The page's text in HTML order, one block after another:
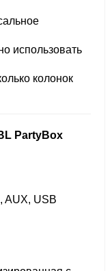
использовать
колонок
PartyBox
AUX, USB